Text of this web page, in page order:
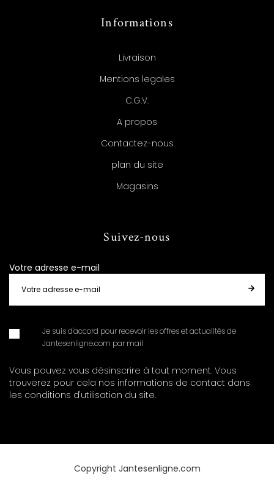
Informations
Livraison
Mentions legales
C.G.V.
A propos
Contactez-nous
plan du site
Magasins
Suivez-nous
Votre adresse e-mail
Je suis d'accord pour recevoir les offres et actualités de
Jantesenligne.com par mail
Vous pouvez vous désinscrire à tout moment. Vous
trouverez pour cela nos informations de contact dans
les conditions d'utilisation du site.
Copyright Jantesenligne.com